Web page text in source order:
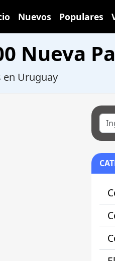
Nuevos Populares
Nueva
en Uruguay